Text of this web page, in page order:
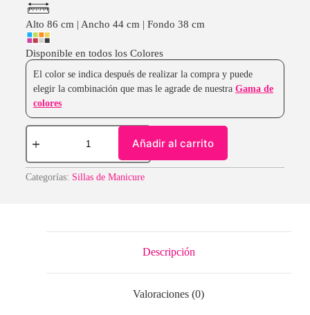
Alto 86 cm | Ancho 44 cm | Fondo 38 cm
Disponible en todos los Colores
El color se indica después de realizar la compra y puede
elegir la combinación que mas le agrade de nuestra Gama de
colores
Añadir al carrito
Categorías: Sillas de Manicure
Descripción
Valoraciones (0)